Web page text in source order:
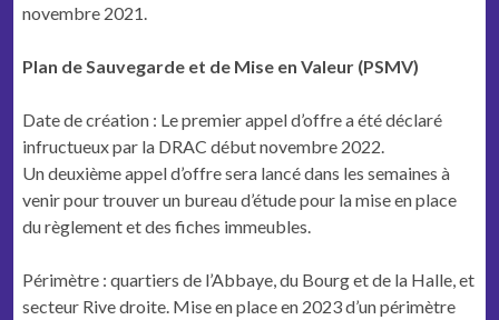
novembre 2021.
Plan de Sauvegarde et de Mise en Valeur (PSMV)
Date de création : Le premier appel d’offre a été déclaré
infructueux par la DRAC début novembre 2022.
Un deuxième appel d’offre sera lancé dans les semaines à
venir pour trouver un bureau d’étude pour la mise en place
du règlement et des fiches immeubles.
Périmètre : quartiers de l’Abbaye, du Bourg et de la Halle, et
secteur Rive droite. Mise en place en 2023 d’un périmètre